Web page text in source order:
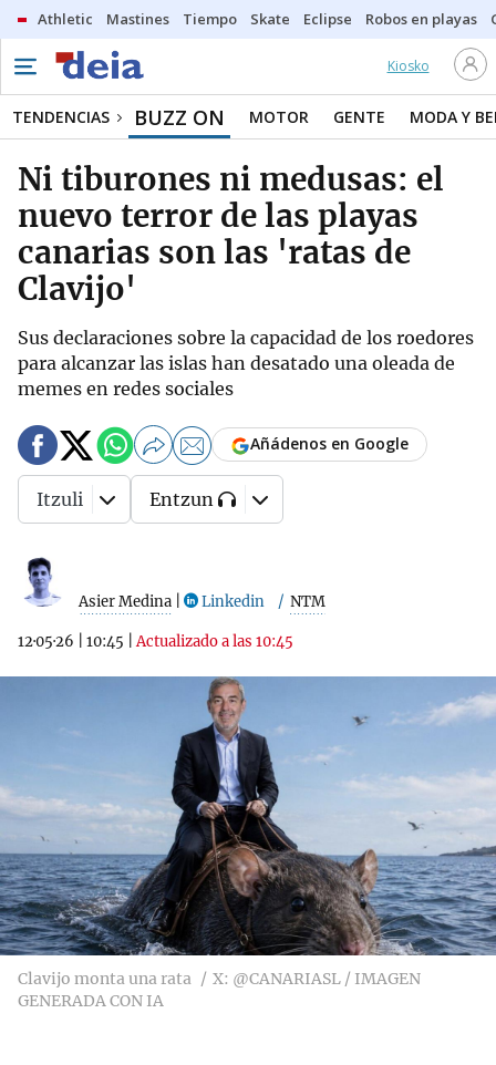
Athletic Mastines Tiempo Skate Eclipse Robos en playas
Kiosko
TENDENCIAS BUZZ ON MOTOR GENTE MODA Y
Ni tiburones ni medusas: el
nuevo terror de las playas
canarias son las 'ratas de
Clavijo'
Sus declaraciones sobre la capacidad de los roedores
para alcanzar las islas han desatado una oleada de
memes en redes sociales
Asier Medina Linkedin NTM
12·05·26 10:45 |Actualizado a las 10:45
Añádenos en Google
Itzuli Entzun
Clavijo monta una rata
X: @CANARIASL / IMAGEN
GENERADA CON IA